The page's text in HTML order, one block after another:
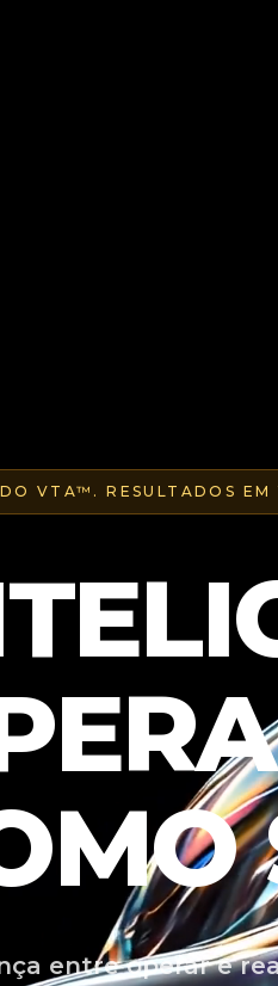
VTA™. RESULTADOS EM
entre operar e